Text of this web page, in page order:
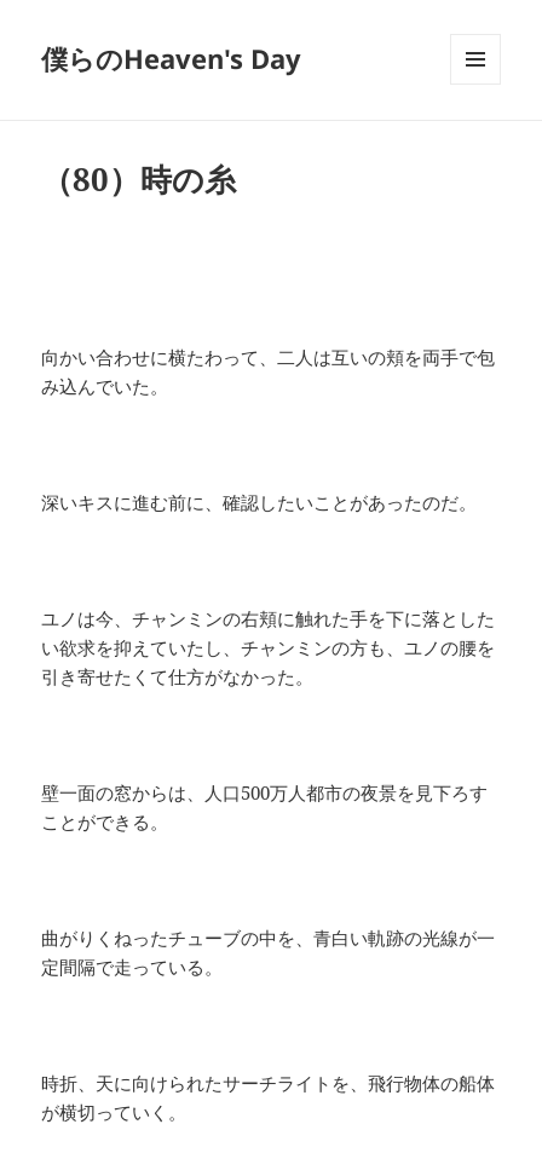
僕らのHeaven's Day
（80）時の糸
向かい合わせに横たわって、二人は互いの頬を両手で包
み込んでいた。
深いキスに進む前に、確認したいことがあったのだ。
ユノは今、チャンミンの右頬に触れた手を下に落とした
い欲求を抑えていたし、チャンミンの方も、ユノの腰を
引き寄せたくて仕方がなかった。
壁一面の窓からは、人口500万人都市の夜景を見下ろす
ことができる。
曲がりくねったチューブの中を、青白い軌跡の光線が一
定間隔で走っている。
時折、天に向けられたサーチライトを、飛行物体の船体
が横切っていく。